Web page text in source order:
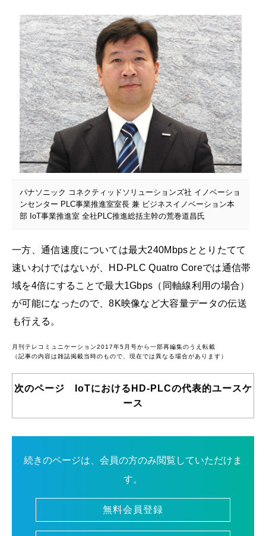
パナソニック コネクティッドソリューションズ社 イノベーショ
ンセンター PLC事業推進室室長 兼 ビジネスイノベーション本
部 IoT事業推進室 全社PLC推進総括主幹の荒巻道昌氏
一方、通信速度については最大240Mbpsととりたてて
速いわけではないが、HD-PLC Quatro Coreでは通信帯
域を4倍にすることで最大1Gbps（同軸線利用の場合）
が可能になったので、8K映像など大容量データの伝送
も行える。
月刊テレコミュニケーション2017年5月号から一部再編集のうえ転載
（記事の内容は雑誌掲載当時のもので、現在では異なる場合があります）
次のページ IoTにおけるHD-PLCの代表的ユースケ
ース
続きのページは、会員の方のみ閲覧していただけま
す。
無料会員登録